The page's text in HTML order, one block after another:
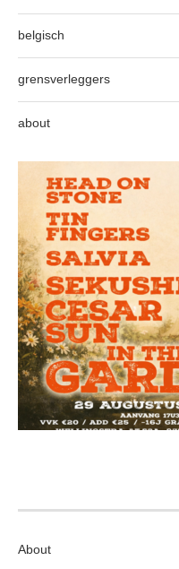
belgisch
grensverleggers
about
About